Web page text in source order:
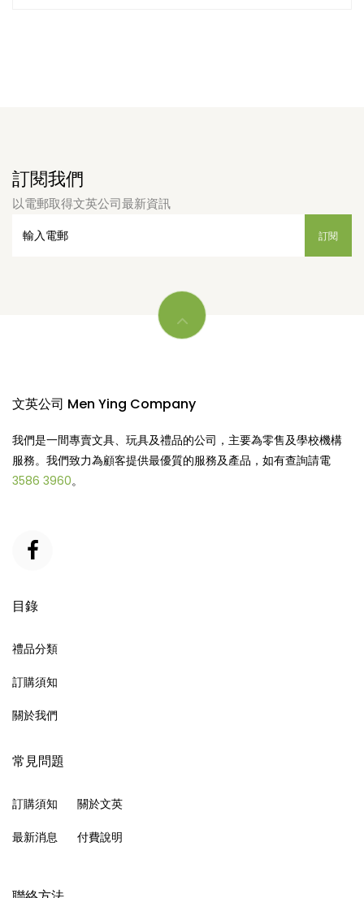
訂閱我們
以電郵取得文英公司最新資訊
文英公司 Men Ying Company
我們是一間專賣文具、玩具及禮品的公司，主要為零售及學校機構
服務。我們致力為顧客提供最優質的服務及產品，如有查詢請電
3586 3960。
目錄
禮品分類
訂購須知
關於我們
常見問題
訂購須知
最新消息
關於文英
付費說明